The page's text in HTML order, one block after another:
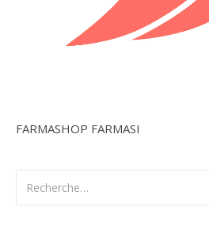
FARMASHOP FARMASI